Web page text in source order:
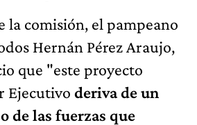
la comisión, el pampeano
Hernán Pérez Araujo,
que "este proyecto
Ejecutivo deriva de un
de las fuerzas que